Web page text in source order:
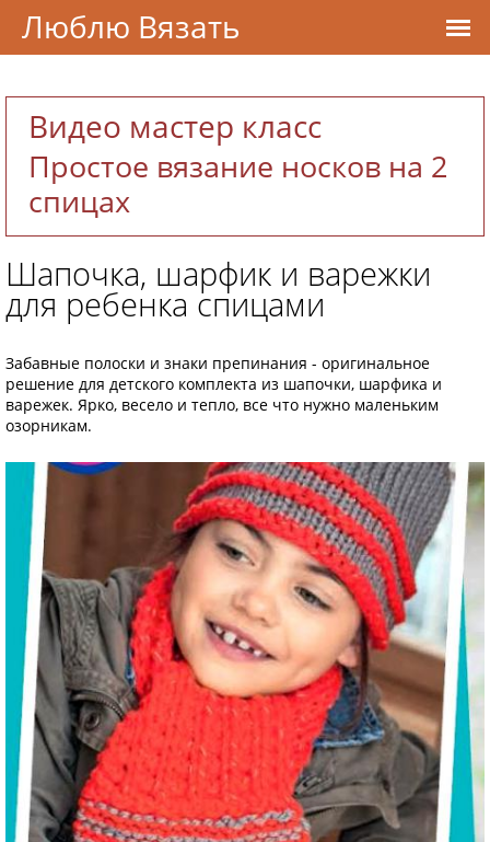
Видео мастер класс
Простое вязание носков на 2
спицах
Шапочка, шарфик и варежки
для ребенка спицами
Забавные полоски и знаки препинания - оригинальное
решение для детского комплекта из шапочки, шарфика и
варежек. Ярко, весело и тепло, все что нужно маленьким
озорникам.
Люблю Вязать